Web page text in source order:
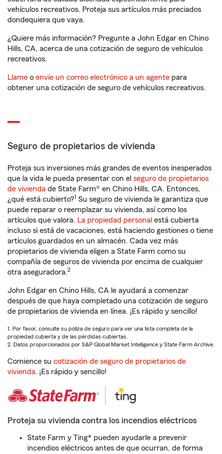
vehículos recreativos. Proteja sus artículos más preciados
dondequiera que vaya.
¿Quiere más información? Pregunte a John Edgar en Chino
Hills, CA, acerca de una cotización de seguro de vehículos
recreativos.
Llame o envíe un correo electrónico a un agente para
obtener una cotización de seguro de vehículos recreativos.
Seguro de propietarios de vivienda
Proteja sus inversiones más grandes de eventos inesperados
que la vida le pueda presentar con el seguro de propietarios
de vivienda de State Farm® en Chino Hills, CA. Entonces,
¿qué está cubierto?1 Su seguro de vivienda le garantiza que
puede reparar o reemplazar su vivienda, así como los
artículos que valora. La propiedad personal está cubierta
incluso si está de vacaciones, está haciendo gestiones o tiene
artículos guardados en un almacén. Cada vez más
propietarios de vivienda eligen a State Farm como su
compañía de seguros de vivienda por encima de cualquier
otra aseguradora.2
John Edgar en Chino Hills, CA le ayudará a comenzar
después de que haya completado una cotización de seguro
de propietarios de vivienda en línea. ¡Es rápido y sencillo!
1. Por favor, consulte su póliza de seguro para ver una lista completa de la
propiedad cubierta y de las pérdidas cubiertas.
2. Datos proporcionados por S&P Global Market Intelligence y State Farm Archive.
Comience su cotización de seguro de propietarios de
vivienda. ¡Es rápido y sencillo!
Proteja su vivienda contra los incendios eléctricos
State Farm y Ting* pueden ayudarle a prevenir
incendios eléctricos antes de que ocurran, de forma